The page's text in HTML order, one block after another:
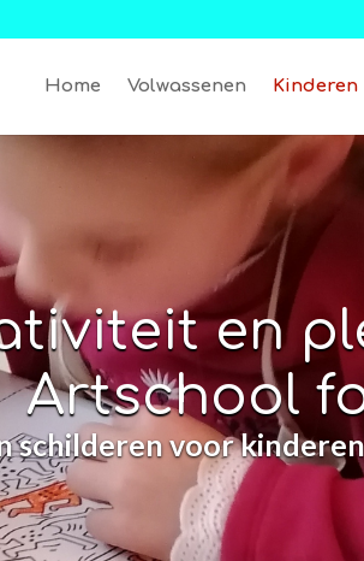
Home Volwassenen Kinderen
en
Artschool
schilderen voor